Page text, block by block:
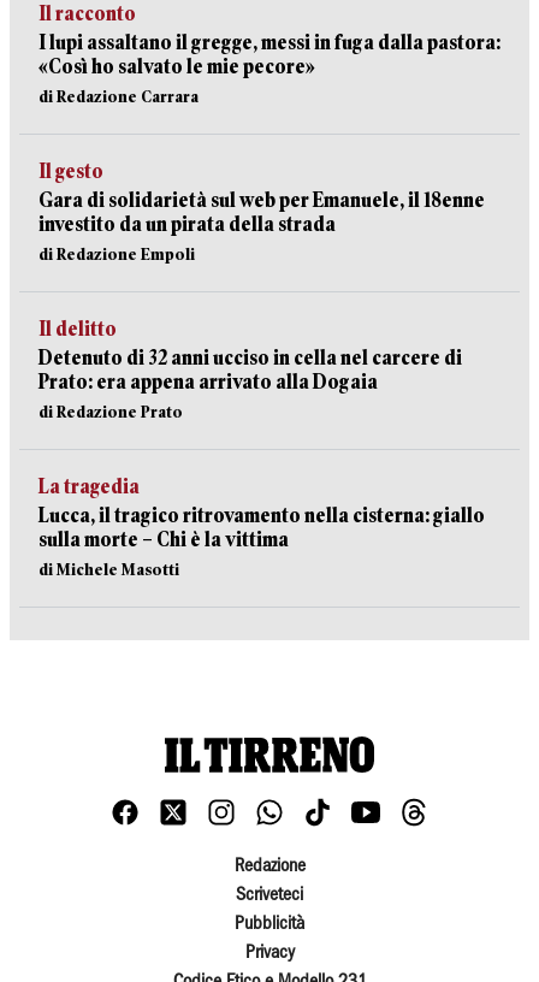
Il racconto
I lupi assaltano il gregge, messi in fuga dalla pastora:
«Così ho salvato le mie pecore»
di Redazione Carrara
Il gesto
Gara di solidarietà sul web per Emanuele, il 18enne
investito da un pirata della strada
di Redazione Empoli
Il delitto
Detenuto di 32 anni ucciso in cella nel carcere di
Prato: era appena arrivato alla Dogaia
di Redazione Prato
La tragedia
Lucca, il tragico ritrovamento nella cisterna: giallo
sulla morte – Chi è la vittima
di Michele Masotti
Redazione
Scriveteci
Pubblicità
Privacy